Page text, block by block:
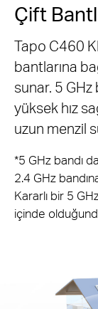
Çift
Tapo C460
bantlarına
sunar. 5 GHz
yüksek hız
uzun menzil
*5 GHz bandı
2.4 GHz
Kararlı bir 5
içinde